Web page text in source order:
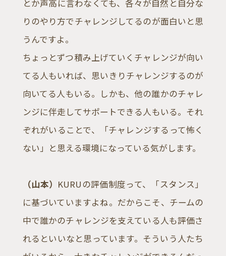
とか声高に言わなくても、各々が自然と自分な
りのやり方でチャレンジしてるのが面白いと思
うんですよ。
ちょっとずつ積み上げていくチャレンジが向い
てる人もいれば、思いきりチャレンジするのが
向いてる人もいる。しかも、他の誰かのチャレ
ンジに伴走してサポートできる人もいる。それ
ぞれがいることで、「チャレンジするって怖く
ない」と思える環境になっている気がします。
（山本） KURUの評価制度って、「スタンス」
に基づいていますよね。だからこそ、チームの
中で誰かのチャレンジを支えている人も評価さ
れるといいなと思っています。そういう人たち